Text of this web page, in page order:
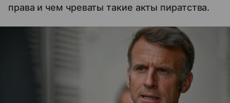
права и чем чреваты такие акты пиратства.